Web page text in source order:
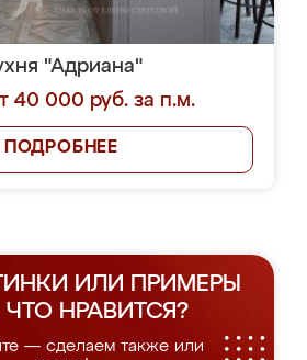
"Адриана"
40 000 руб. за п.м.
ПОДРОБНЕЕ
ИЛИ ПРИМЕРЫ
ЧТО НРАВИТСЯ?
— сделаем также или